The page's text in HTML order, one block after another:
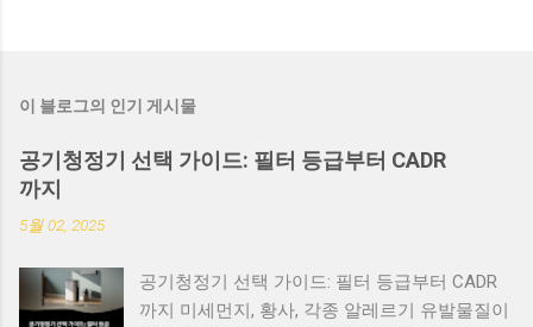
이 블로그의 인기 게시물
공기청정기 선택 가이드: 필터 등급부터 CADR
까지
5월 02, 2025
공기청정기 선택 가이드: 필터 등급부터 CADR
까지 미세먼지, 황사, 각종 알레르기 유발물질이